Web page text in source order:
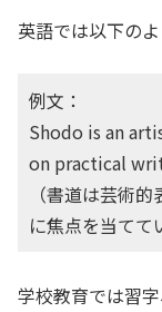
英語では以下のよ
例文：
Shodo is an
on practical
（書道は芸術
に焦点を当てて
学校教育では習